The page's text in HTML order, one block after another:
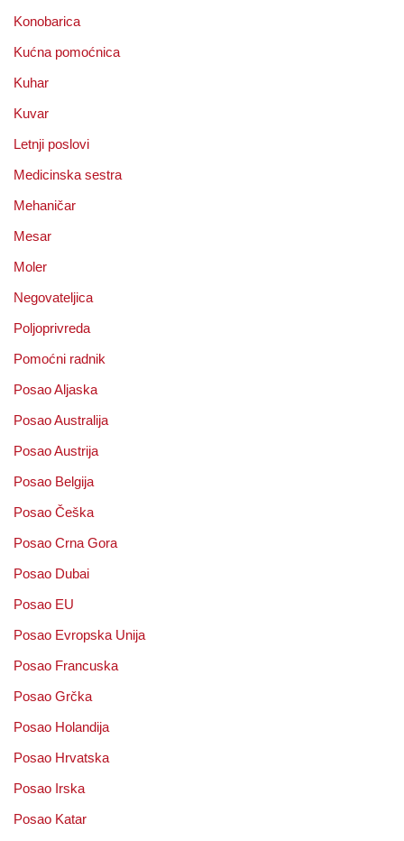
Konobarica
Kućna pomoćnica
Kuhar
Kuvar
Letnji poslovi
Medicinska sestra
Mehaničar
Mesar
Moler
Negovateljica
Poljoprivreda
Pomoćni radnik
Posao Aljaska
Posao Australija
Posao Austrija
Posao Belgija
Posao Češka
Posao Crna Gora
Posao Dubai
Posao EU
Posao Evropska Unija
Posao Francuska
Posao Grčka
Posao Holandija
Posao Hrvatska
Posao Irska
Posao Katar